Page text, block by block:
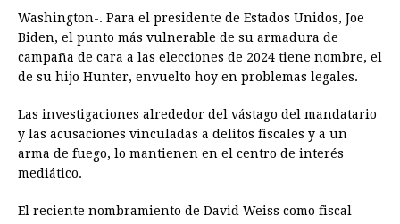
Washington-. Para el presidente de Estados Unidos, Joe
Biden, el punto más vulnerable de su armadura de
campaña de cara a las elecciones de 2024 tiene nombre, el
de su hijo Hunter, envuelto hoy en problemas legales.
Las investigaciones alrededor del vástago del mandatario
y las acusaciones vinculadas a delitos fiscales y a un
arma de fuego, lo mantienen en el centro de interés
mediático.
El reciente nombramiento de David Weiss como fiscal